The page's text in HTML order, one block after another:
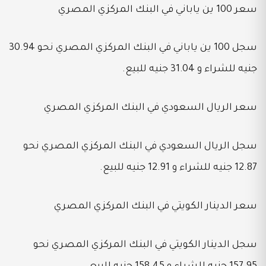
سعر 100 ين ياباني في البنك المركزي المصري
سجل 100 ين ياباني في البنك المركزي المصري نحو 30.94
جنيه للشراء و 31.04 جنيه للبيع.
سعر الريال السعودي في البنك المركزي المصري
سجل الريال السعودي في البنك المركزي المصري نحو
12.87 جنيه للشراء و 12.91 جنيه للبيع.
سعر الدينار الكويتي في البنك المركزي المصري
سجل الدينار الكويتي في البنك المركزي المصري نحو